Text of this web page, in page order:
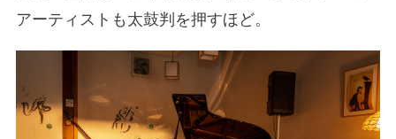
アーティストも太鼓判を押すほど。